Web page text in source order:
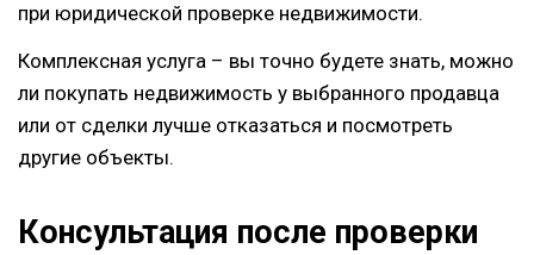
при юридической проверке недвижимости.
Комплексная услуга – вы точно будете знать, можно
ли покупать недвижимость у выбранного продавца
или от сделки лучше отказаться и посмотреть
другие объекты.
Консультация после проверки